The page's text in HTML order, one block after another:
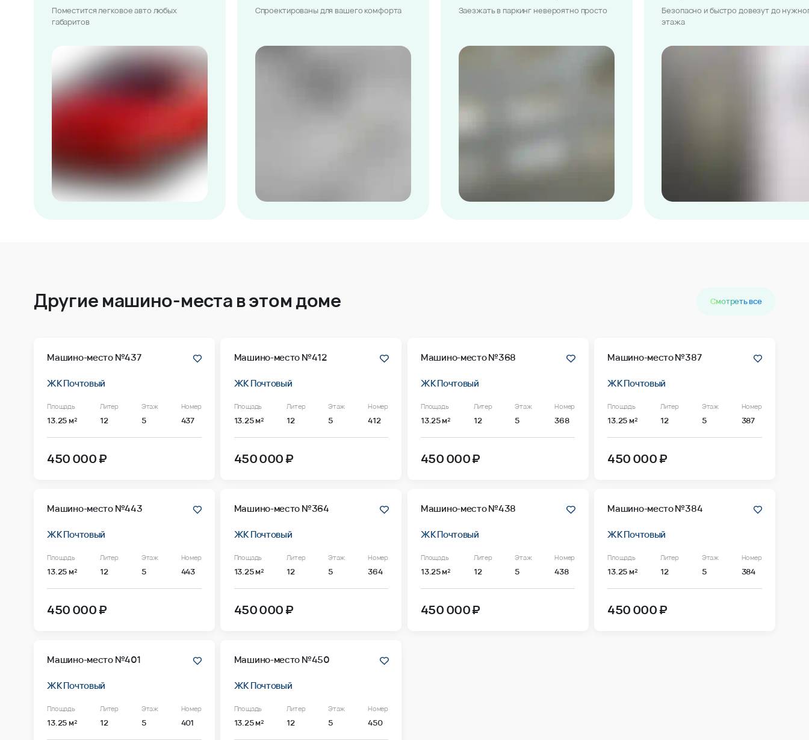
Поместится легковое авто любых
габаритов
Спроектированы для вашего комфорта Заезжать в паркинг невероятно просто
Безопасно и быстро довезут до
этажа
Другие машино-места в этом доме Смотреть все
Машино-место №437
ЖК Почтовый
Площадь
13.25 м²
Литер
12
Этаж
5
Номер
437
450 000 ₽
Машино-место №412
ЖК Почтовый
Площадь
13.25 м²
Литер
12
Этаж
5
Номер
412
450 000 ₽
Машино-место №368
ЖК Почтовый
Площадь
13.25 м²
Литер
12
Этаж
5
Номер
368
450 000 ₽
Машино-место №387
ЖК Почтовый
Площадь
13.25 м²
Литер
12
Этаж
5
Номер
387
450 000 ₽
Машино-место №443
ЖК Почтовый
Площадь
13.25 м²
Литер
12
Этаж
5
Номер
443
450 000 ₽
Машино-место №364
ЖК Почтовый
Площадь
13.25 м²
Литер
12
Этаж
5
Номер
364
450 000 ₽
Машино-место №438
ЖК Почтовый
Площадь
13.25 м²
Литер
12
Этаж
5
Номер
438
450 000 ₽
Машино-место №384
ЖК Почтовый
Площадь
13.25 м²
Литер
12
Этаж
5
Номер
384
450 000 ₽
Машино-место №401
ЖК Почтовый
Площадь
13.25 м²
Литер
12
Этаж
5
Номер
401
Машино-место №450
ЖК Почтовый
Площадь
13.25 м²
Литер
12
Этаж
5
Номер
450